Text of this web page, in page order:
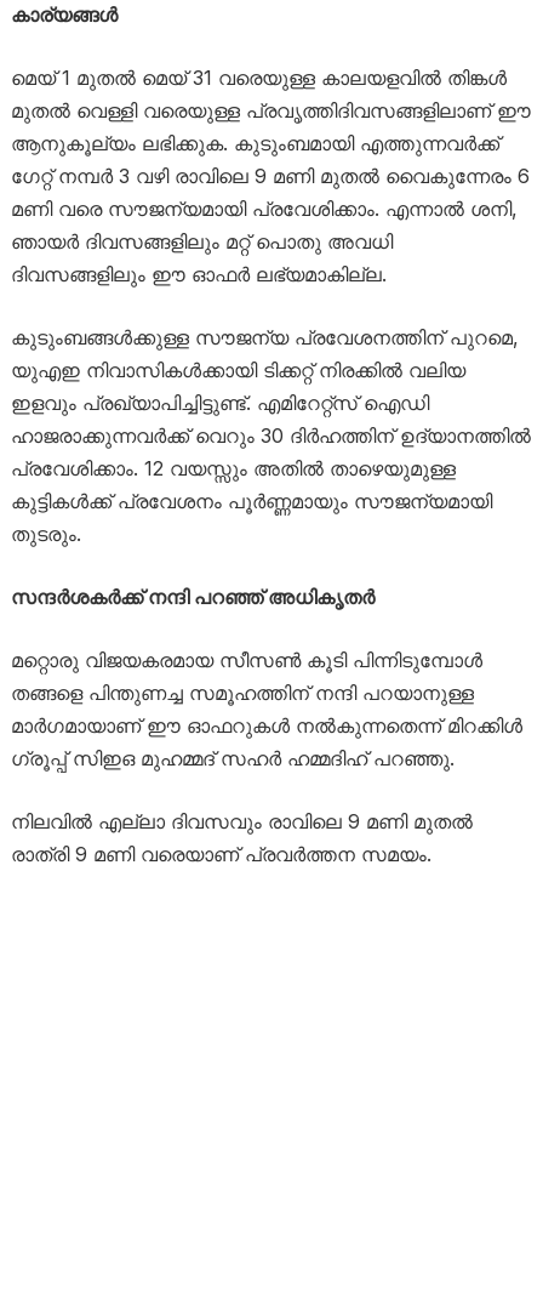
കാര്യങ്ങൾ
മെയ് 1 മുതൽ മെയ് 31 വരെയുള്ള കാലയളവിൽ തിങ്കൾ
മുതൽ വെള്ളി വരെയുള്ള പ്രവൃത്തിദിവസങ്ങളിലാണ് ഈ
ആനുകൂല്യം ലഭിക്കുക. കുടുംബമായി എത്തുന്നവർക്ക്
ഗേറ്റ് നമ്പർ 3 വഴി രാവിലെ 9 മണി മുതൽ വൈകുന്നേരം 6
മണി വരെ സൗജന്യമായി പ്രവേശിക്കാം. എന്നാൽ ശനി,
ഞായർ ദിവസങ്ങളിലും മറ്റ് പൊതു അവധി
ദിവസങ്ങളിലും ഈ ഓഫർ ലഭ്യമാകില്ല.
കുടുംബങ്ങൾക്കുള്ള സൗജന്യ പ്രവേശനത്തിന് പുറമെ,
യുഎഇ നിവാസികൾക്കായി ടിക്കറ്റ് നിരക്കിൽ വലിയ
ഇളവും പ്രഖ്യാപിച്ചിട്ടുണ്ട്. എമിറേറ്റ്‌സ് ഐഡി
ഹാജരാക്കുന്നവർക്ക് വെറും 30 ദിർഹത്തിന് ഉദ്യാനത്തിൽ
പ്രവേശിക്കാം. 12 വയസ്സും അതിൽ താഴെയുമുള്ള
കുട്ടികൾക്ക് പ്രവേശനം പൂർണ്ണമായും സൗജന്യമായി
തുടരും.
സന്ദർശകർക്ക് നന്ദി പറഞ്ഞ് അധികൃതർ
മറ്റൊരു വിജയകരമായ സീസൺ കൂടി പിന്നിടുമ്പോൾ
തങ്ങളെ പിന്തുണച്ച സമൂഹത്തിന് നന്ദി പറയാനുള്ള
മാർഗമായാണ് ഈ ഓഫറുകൾ നൽകുന്നതെന്ന് മിറക്കിൾ
ഗ്രൂപ്പ് സിഇഒ മുഹമ്മദ് സഹർ ഹമ്മദിഹ് പറഞ്ഞു.
നിലവിൽ എല്ലാ ദിവസവും രാവിലെ 9 മണി മുതൽ
രാത്രി 9 മണി വരെയാണ് പ്രവർത്തന സമയം.